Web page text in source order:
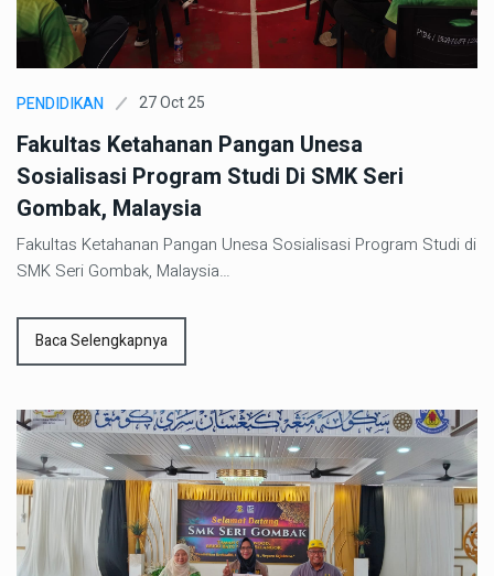
PENDIDIKAN 27 Oct 25
Fakultas Ketahanan Pangan Unesa
Sosialisasi Program Studi Di SMK Seri
Gombak, Malaysia
Fakultas Ketahanan Pangan Unesa Sosialisasi Program Studi di
SMK Seri Gombak, Malaysia…
Baca Selengkapnya